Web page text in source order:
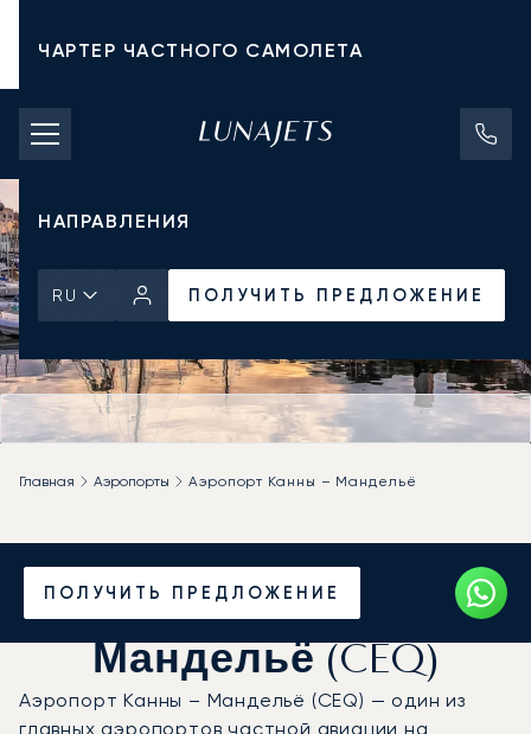
ЧАРТЕР ЧАСТНОГО САМОЛЕТА
СТОИМОСТЬ ЧАРТЕРА
ЧАСТНЫЕ САМОЛЕТЫ
НАПРАВЛЕНИЯ
RU ПОЛУЧИТЬ ПРЕДЛОЖЕНИЕ
ПОЛУЧИТЬ ПРЕДЛОЖЕНИЕ
Главная Аэропорты Аэропорт Канны – Мандельё
Частный джет в
аэропорт Канны –
Мандельё (CEQ)
Аэропорт Канны – Мандельё (CEQ) — один из
главных аэропортов частной авиации на